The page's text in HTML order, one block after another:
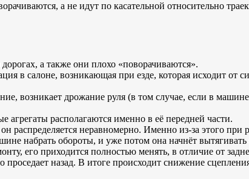
а не идут по касательной относительно
а также они плохо «поворачиваются».
в салоне, возникающая при езде, которая исходит от
возникает дрожание руля (в том случае, если в
располагаются именно в её передней части.
распределяется неравномерно. Именно из-за этого
набрать обороты, и уже потом она начнёт
его приходится полностью менять, в отличие от
проседает назад. В итоге происходит снижение